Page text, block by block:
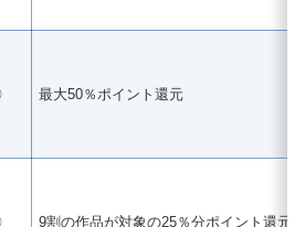
最大50％ポイント還元
9割の作品が対象の25％分ポイント還元